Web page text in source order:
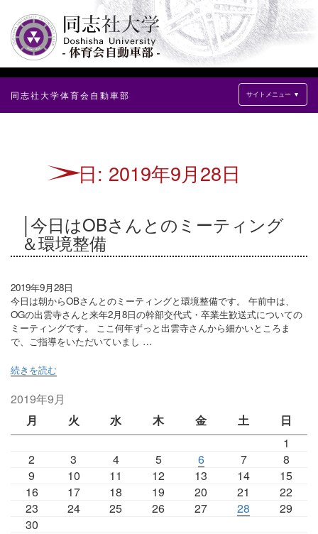
サイトメニュー ▼
同志社大学体育会自動車部
日: 2019年9月28日
今日はOBさんとのミーティング
＆環境整備
2019年9月28日
今日は朝からOBさんとのミーティングと環境整備です。 午前中は、
OGの出雲寺さんと来年2月8日の幹部交代式・卒業生歓送式についての
ミーティングです。 ここ何年ずっと出雲寺さんから細かいところま
で、ご指導をいただいていまし …
“今
は
ん
続きを読む
2019年9月
月
火 水 木 金 土
日
1
2
3 4 5 6 7
8
9
10 11 12 13 14
15
16
17 18 19 20 21
22
23
24 25 26 27 28
29
30